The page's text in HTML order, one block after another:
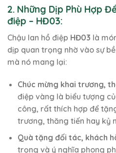
2. Những Dịp Phù Hợp
điệp – HĐ03:
Chậu lan hồ điệp HĐ03 là
dịp quan trọng nhờ vào sự
mà nó mang lại:
Chúc mừng khai trương,
điệp vàng là biểu tượng
công, rất thích hợp để
trương, thăng tiến hay kỷ
Quà tặng đối tác, khách
trọng và ý nghĩa phong